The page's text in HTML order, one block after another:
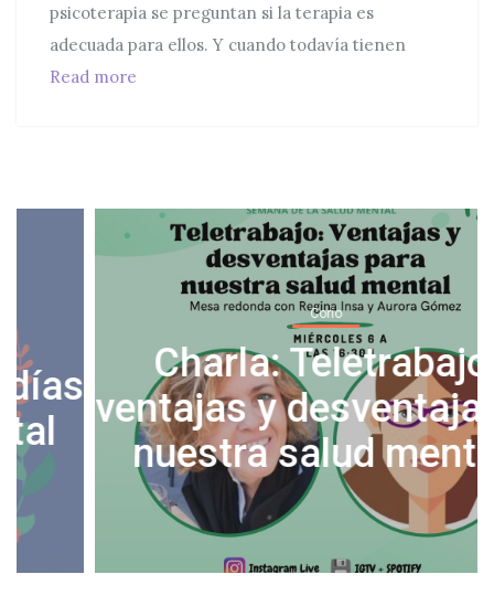
psicoterapia se preguntan si la terapia es
adecuada para ellos. Y cuando todavía tienen
Read more
Corio
Charla: Teletrabajo,
ventajas y desventajas en
nuestra salud mental.